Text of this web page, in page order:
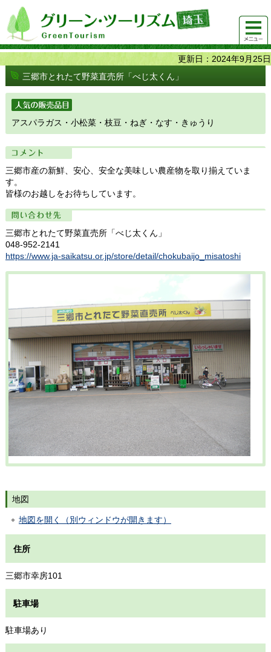
グリーンツーリズム埼玉 緑豊かな農山村で 楽しく！
美味しく！
メニュ
ー
更新日：2024年9月25日
三郷市とれたて野菜直売所「べじ太くん」
人気の販売品目
アスパラガス・小松菜・枝豆・ねぎ・なす・きゅうり
コメント
三郷市産の新鮮、安心、安全な美味しい農産物を取り揃えていま
す。
皆様のお越しをお待ちしています。
問い合わせ先
三郷市とれたて野菜直売所「べじ太くん」
048-952-2141
https://www.ja-saikatsu.or.jp/store/detail/chokubaijo_misatoshi
地図
地図を開く（別ウィンドウが開きます）
住所
三郷市幸房101
駐車場
駐車場あり